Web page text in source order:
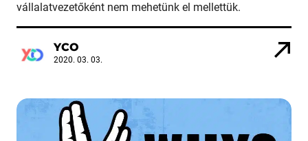
vállalatvezetőként nem mehetünk el mellettük.
YCO
2020. 03. 03.